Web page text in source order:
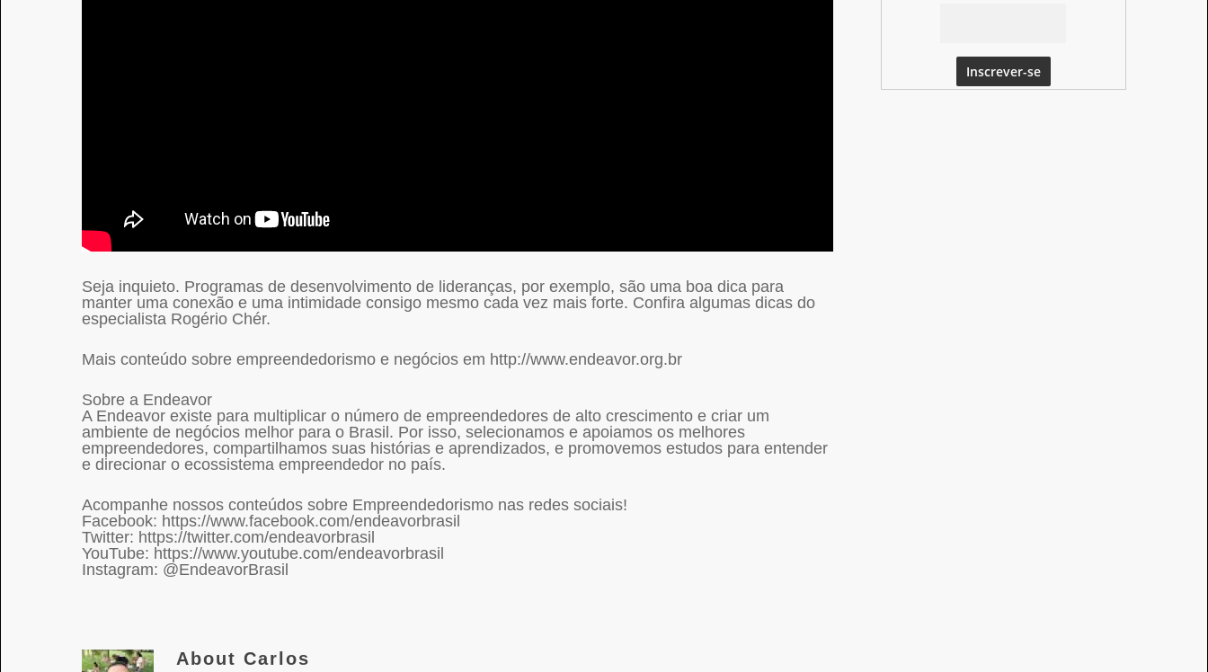
Seja inquieto. Programas de desenvolvimento de lideranças, por exemplo, são uma boa dica para
manter uma conexão e uma intimidade consigo mesmo cada vez mais forte. Confira algumas dicas do
especialista Rogério Chér.
Mais conteúdo sobre empreendedorismo e negócios em http://www.endeavor.org.br
Sobre a Endeavor
A Endeavor existe para multiplicar o número de empreendedores de alto crescimento e criar um
ambiente de negócios melhor para o Brasil. Por isso, selecionamos e apoiamos os melhores
empreendedores, compartilhamos suas histórias e aprendizados, e promovemos estudos para entender
e direcionar o ecossistema empreendedor no país.
Acompanhe nossos conteúdos sobre Empreendedorismo nas redes sociais!
Facebook: https://www.facebook.com/endeavorbrasil
Twitter: https://twitter.com/endeavorbrasil
YouTube: https://www.youtube.com/endeavorbrasil
Instagram: @EndeavorBrasil
About Carlos